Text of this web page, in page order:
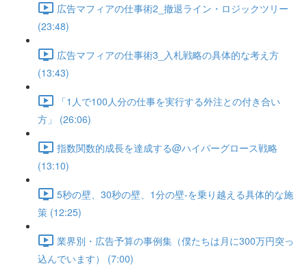
広告マフィアの仕事術2_撤退ライン・ロジックツリー
(23:48)
広告マフィアの仕事術3_入札戦略の具体的な考え方
(13:43)
「1人で100人分の仕事を実行する外注との付き合い
方」 (26:06)
指数関数的成長を達成する@ハイパーグロース戦略
(13:10)
5秒の壁、30秒の壁、1分の壁-を乗り越える具体的な施
策 (12:25)
業界別・広告予算の事例集（僕たちは月に300万円突っ
込んでいます） (7:00)